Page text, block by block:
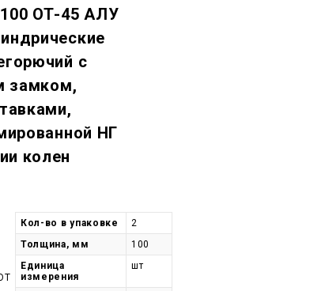
ОТ-45 АЛУ
c
замком,
НГ
колен
Кол-во в упаковке
2
Толщина, мм
100
Единица
измерения
шт